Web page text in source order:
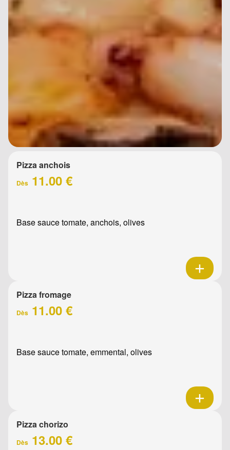
Pizza anchois
Dès 11.00 €
Base sauce tomate, anchois, olives
Pizza fromage
Dès 11.00 €
Base sauce tomate, emmental, olives
Pizza chorizo
Dès 13.00 €